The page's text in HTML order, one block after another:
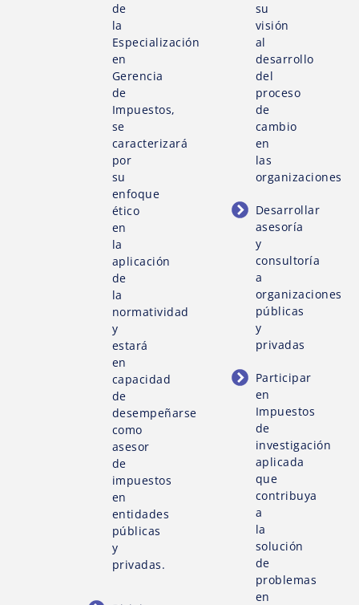
de
la
Especialización
en
Gerencia
de
Impuestos,
se
caracterizará
por
su
enfoque
ético
en
la
aplicación
de
la
normatividad
y
estará
en
capacidad
de
desempeñarse
como
asesor
de
impuestos
en
entidades
públicas
y
privadas.
su
visión
al
desarrollo
del
proceso
de
cambio
en
las
organizaciones
Desarrollar
asesoría
y
consultoría
a
organizaciones
públicas
y
privadas
Participar
en
Impuestos
de
investigación
aplicada
que
contribuya
a
la
solución
de
problemas
en